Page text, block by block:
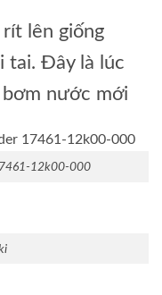
lên giống
tai. Đây là lúc
nước mới
12k00-000